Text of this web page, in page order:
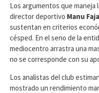
​Los argumentos que
director deportivo Manu
sustentan en criterios
césped. En el seno de la
mediocentro arrastra una
no se corresponde con su
Los analistas del club
mostrado un rendimiento